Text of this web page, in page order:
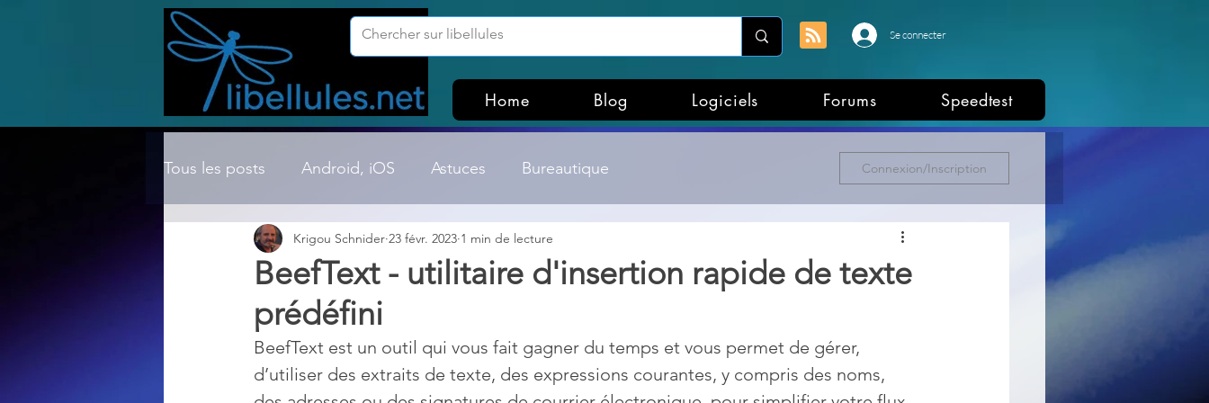
Se connecter
Home Blog Logiciels Forums Speedtest
Tous les posts Android, iOS Astuces Bureautique
Compression ZIP, RAR, etc. Customisation Windows
Dossier Windows Explorateurs de fichiers
Hardware Internet Lightroom & Photoshop Linux
Connexion/Inscription
BeefText - utilitaire d'insertion rapide de texte
prédéfini
Krigou Schnider 23 févr. 2023 1 min de lecture
BeefText est un outil qui vous fait gagner du temps et vous permet de gérer,
d’utiliser des extraits de texte, des expressions courantes, y compris des noms,